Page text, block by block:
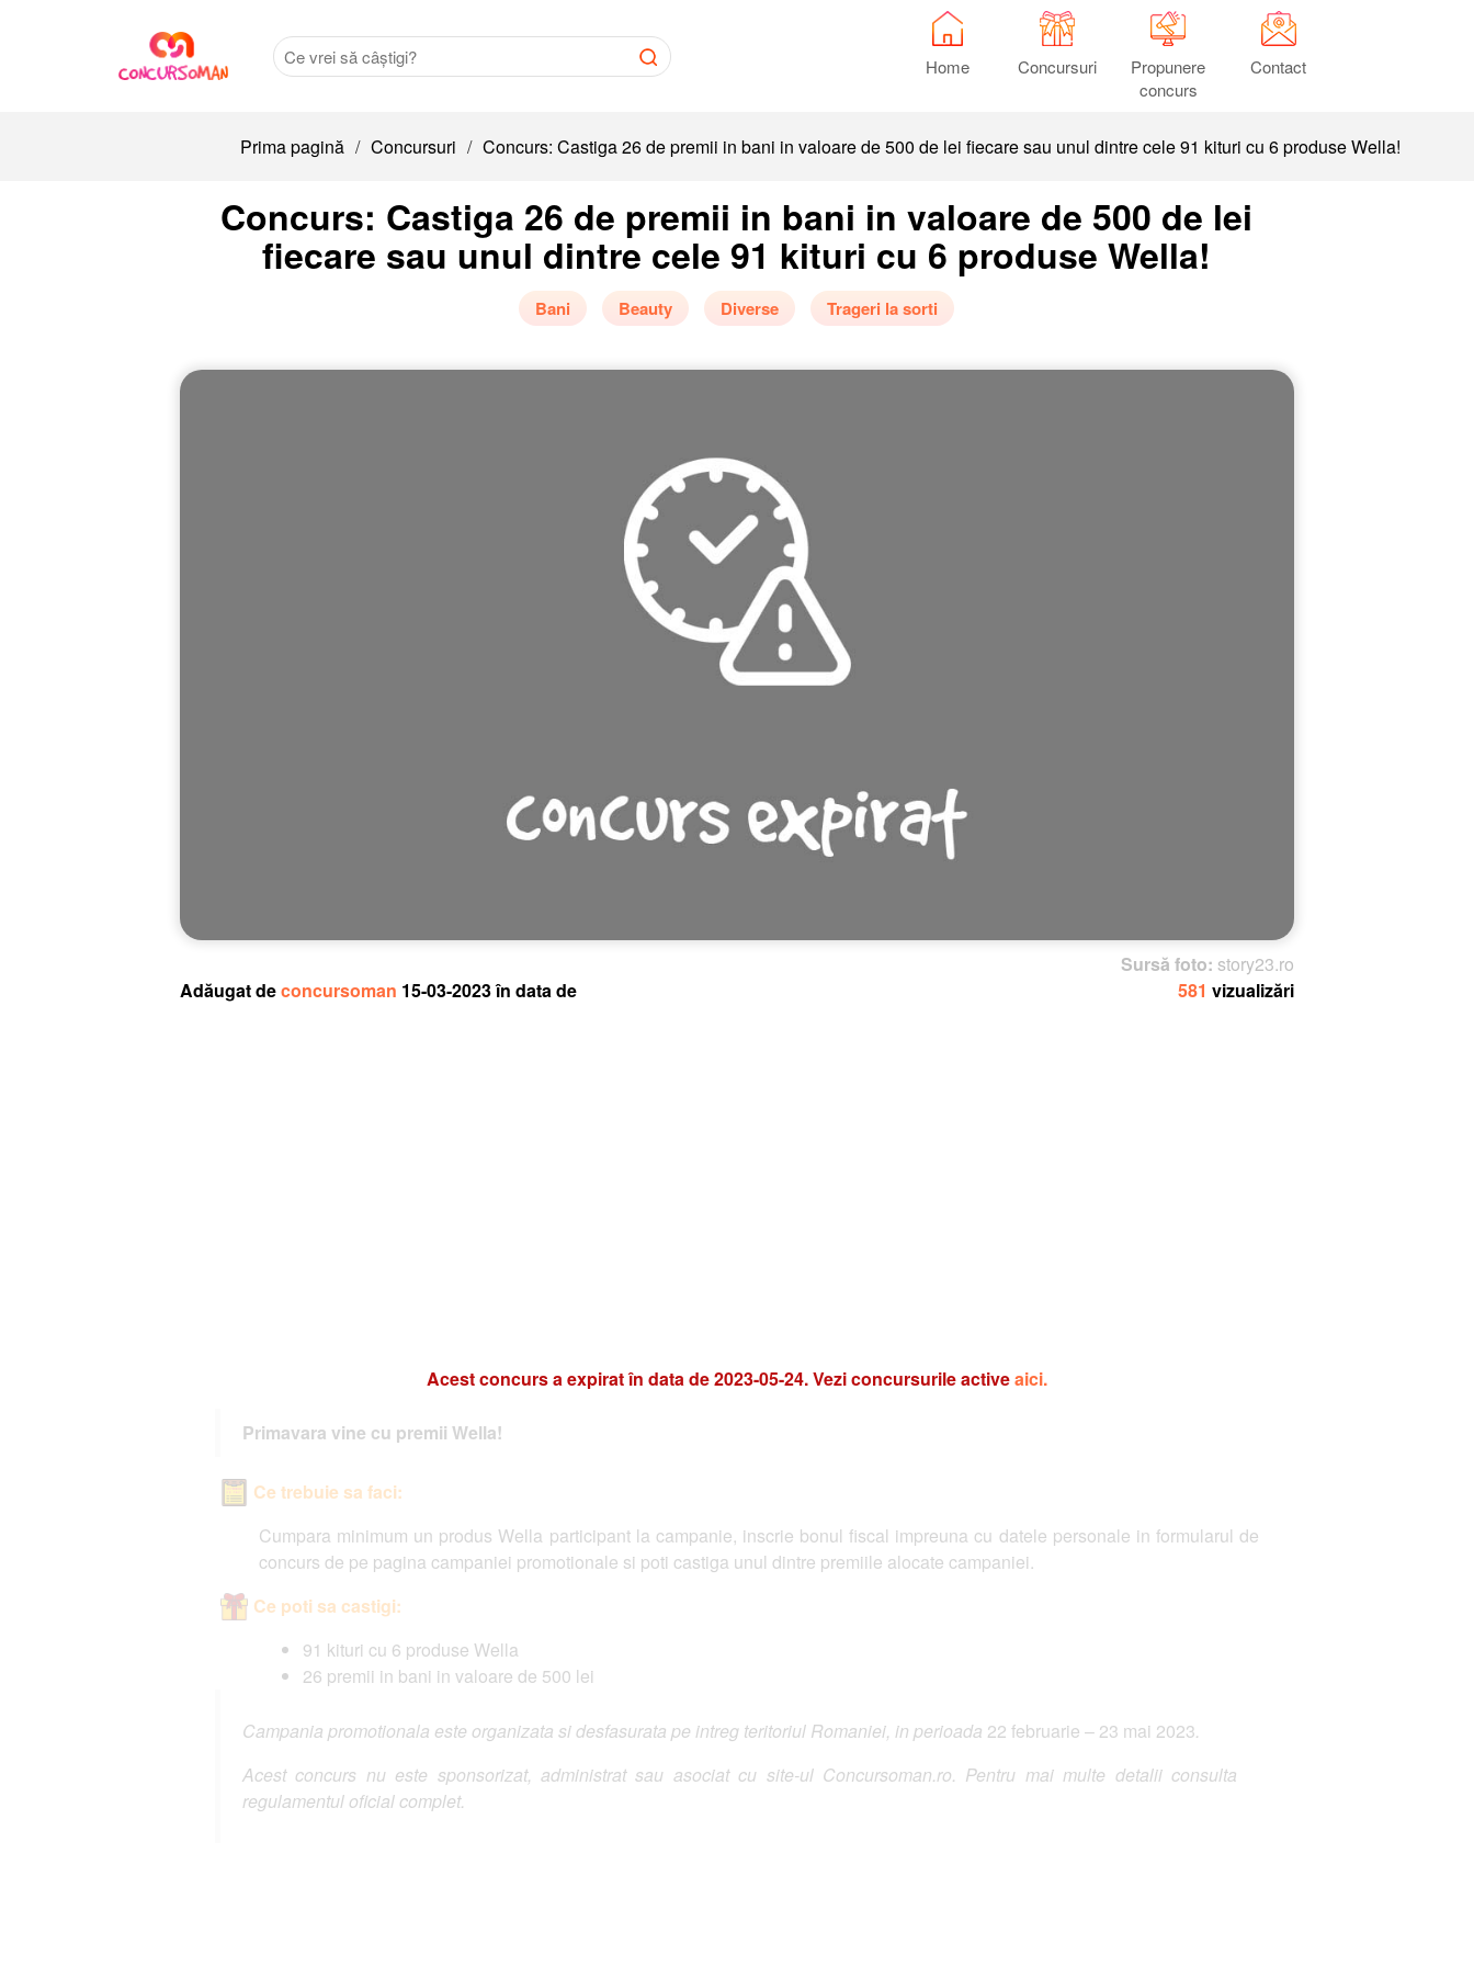
Home Concursuri
Propunere
concurs
Contact
Prima pagină / Concursuri / Concurs: Castiga 26 de premii in bani in valoare de 500 de lei fiecare sau unul dintre cele 91 kituri cu 6 produse Wella!
Concurs: Castiga 26 de premii in bani in valoare de 500 de lei
fiecare sau unul dintre cele 91 kituri cu 6 produse Wella!
Bani Beauty Diverse Trageri la sorti
Sursă foto: story23.ro
Adăugat deconcursoman 15-03-2023 în data de 581 vizualizări
Acest concurs a expirat în data de 2023-05-24. Vezi concursurile activeaici.
Primavara vine cu premii Wella!
Ce trebuie sa faci:
Cumpara minimum un produs Wella participant la campanie, inscrie bonul fiscal impreuna cu datele personale in formularul de
concurs de pe pagina campaniei promotionale si poti castiga unul dintre premiile alocate campaniei.
Ce poti sa castigi:
91 kituri cu 6 produse Wella
26 premii in bani in valoare de 500 lei
Campania promotionala este organizata si desfasurata pe intreg teritoriul Romaniei, in perioada 22 februarie – 23 mai 2023.
Acest concurs nu este sponsorizat, administrat sau asociat cu site-ul Concursoman.ro. Pentru mai multe detalii consulta
regulamentul oficial complet.